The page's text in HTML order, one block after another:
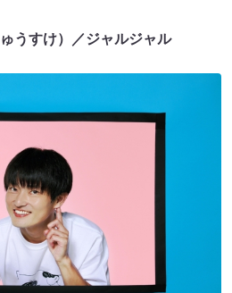
うすけ）／ジャルジャル